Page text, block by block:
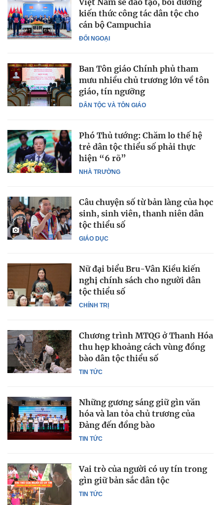
ĐỐI NGOẠI
Việt Nam sẽ đào tạo, bồi dưỡng
kiến thức công tác dân tộc cho
cán bộ Campuchia
DÂN TỘC VÀ TÔN GIÁO
Ban Tôn giáo Chính phủ tham
mưu nhiều chủ trương lớn về tôn
giáo, tín ngưỡng
NHÀ TRƯỜNG
Phó Thủ tướng: Chăm lo thế hệ
trẻ dân tộc thiểu số phải thực
hiện “6 rõ”
GIÁO DỤC
Câu chuyện số từ bản làng của học
sinh, sinh viên, thanh niên dân
tộc thiểu số
CHÍNH TRỊ
Nữ đại biểu Bru-Vân Kiều kiến
nghị chính sách cho người dân
tộc thiểu số
TIN TỨC
Chương trình MTQG ở Thanh Hóa
thu hẹp khoảng cách vùng đồng
bào dân tộc thiểu số
TIN TỨC
Những gương sáng giữ gìn văn
hóa và lan tỏa chủ trương của
Đảng đến đồng bào
TIN TỨC
Vai trò của người có uy tín trong
gìn giữ bản sắc dân tộc